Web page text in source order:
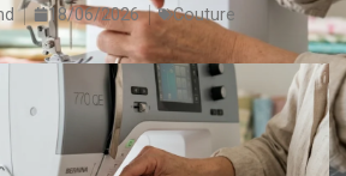
18/06/2026 Couture